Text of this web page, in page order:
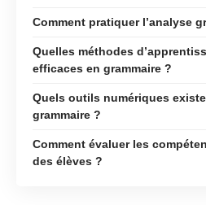
Comment pratiquer l’analyse
Quelles méthodes
efficaces en grammaire ?
Quels outils numériques
grammaire ?
Comment évaluer les
des élèves ?